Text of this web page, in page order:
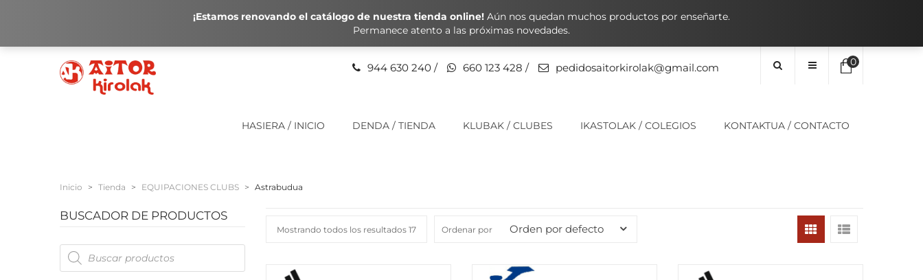
944 630 240 / 660 123 428 / pedidosaitorkirolak@gmail.com 0
HASIERA / INICIO DENDA / TIENDA KLUBAK / CLUBES IKASTOLAK / COLEGIOS KONTAKTUA / CONTACTO
Inicio > Tienda > EQUIPACIONES CLUBS > Astrabudua
BUSCADOR DE PRODUCTOS
Products
search
Mostrando todos los resultados 17 Ordenar por Orden por defecto
¡Estamos renovando el catálogo de nuestra tienda online! Aún nos quedan muchos productos por enseñarte.
Permanece atento a las próximas novedades.